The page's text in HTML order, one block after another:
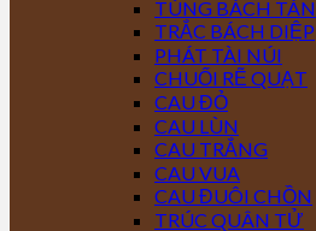
TÙNG BÁCH TÁN
TRẮC BÁCH DIỆP
PHÁT TÀI NÚI
CHUỐI RẼ QUẠT
CAU ĐỎ
CAU LÙN
CAU TRẮNG
CAU VUA
CAU ĐUÔI CHỒN
TRÚC QUÂN TỬ